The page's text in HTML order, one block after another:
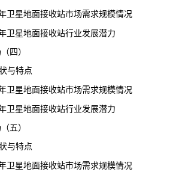
地面接收站市场需求规模情况
地面接收站行业发展潜力
四）
特点
地面接收站市场需求规模情况
地面接收站行业发展潜力
五）
特点
地面接收站市场需求规模情况